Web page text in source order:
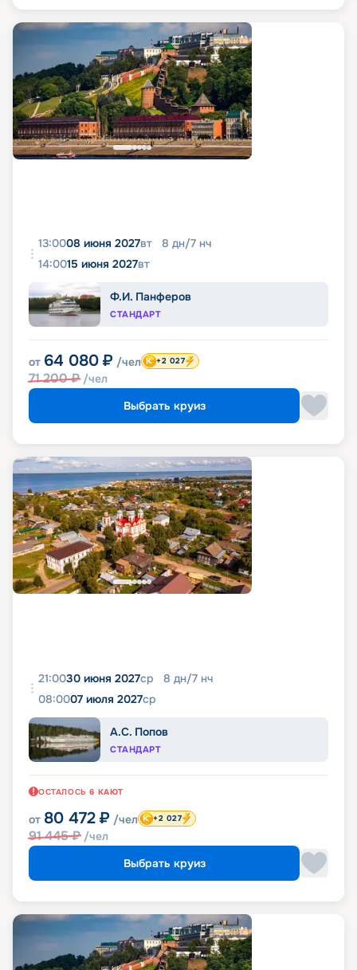
13:0008 июня 2027вт 8 дн/7 нч
14:0015 июня 2027вт
Ф.И. Панферов
СТАНДАРТ
от 64 080 ₽ /чел
71 200₽ /чел
+2 027
Выбрать круиз
21:0030 июня 2027ср 8 дн/7 нч
08:0007 июля 2027ср
А.С. Попов
СТАНДАРТ
ОСТАЛОСЬ 6 КАЮТ
от 80 472 ₽ /чел
91 445₽ /чел
+2 027
Выбрать круиз